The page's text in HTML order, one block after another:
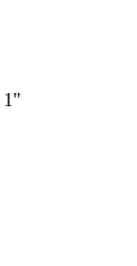
1"